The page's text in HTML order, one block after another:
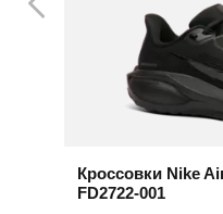
Кроссовки Nike
FD2722-001